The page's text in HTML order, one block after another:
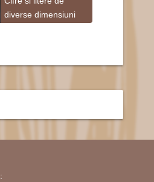
diverse dimensiuni